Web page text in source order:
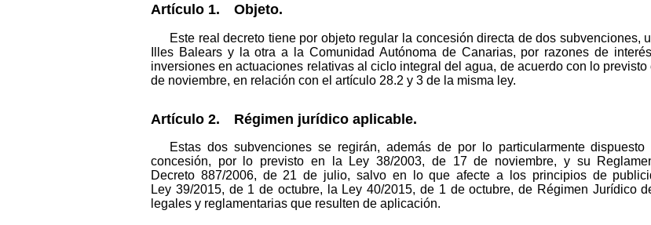
Artículo 1. Objeto.
Este real decreto tiene por objeto regular la concesión directa de dos subvenciones,
Illes Balears y la otra a la Comunidad Autónoma de Canarias, por razones de
inversiones en actuaciones relativas al ciclo integral del agua, de acuerdo con lo
de noviembre, en relación con el artículo 28.2 y 3 de la misma ley.
Artículo 2. Régimen jurídico aplicable.
Estas dos subvenciones se regirán, además de por lo particularmente
concesión, por lo previsto en la Ley 38/2003, de 17 de noviembre, y su
Decreto 887/2006, de 21 de julio, salvo en lo que afecte a los principios de
Ley 39/2015, de 1 de octubre, la Ley 40/2015, de 1 de octubre, de Régimen Jurídico
legales y reglamentarias que resulten de aplicación.